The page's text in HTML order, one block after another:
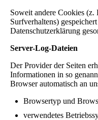
Soweit andere Cookies
Surfverhaltens)
Datenschutzerklärung
Server-Log-Dateien
Der Provider der Seiten
Informationen in so
Browser automatisch an
Browsertyp und
verwendetes